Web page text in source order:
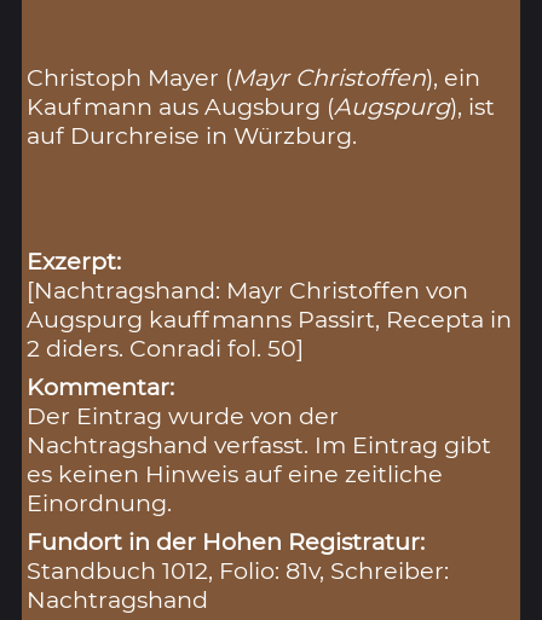
Christoph Mayer (Mayr Christoffen), ein
Kaufmann aus Augsburg (Augspurg), ist
auf Durchreise in Würzburg.
Exzerpt:
[Nachtragshand: Mayr Christoffen von
Augspurg kauffmanns Passirt, Recepta in
2 diders. Conradi fol. 50]
Kommentar:
Der Eintrag wurde von der
Nachtragshand verfasst. Im Eintrag gibt
es keinen Hinweis auf eine zeitliche
Einordnung.
Fundort in der Hohen Registratur:
Standbuch 1012, Folio: 81v, Schreiber:
Nachtragshand